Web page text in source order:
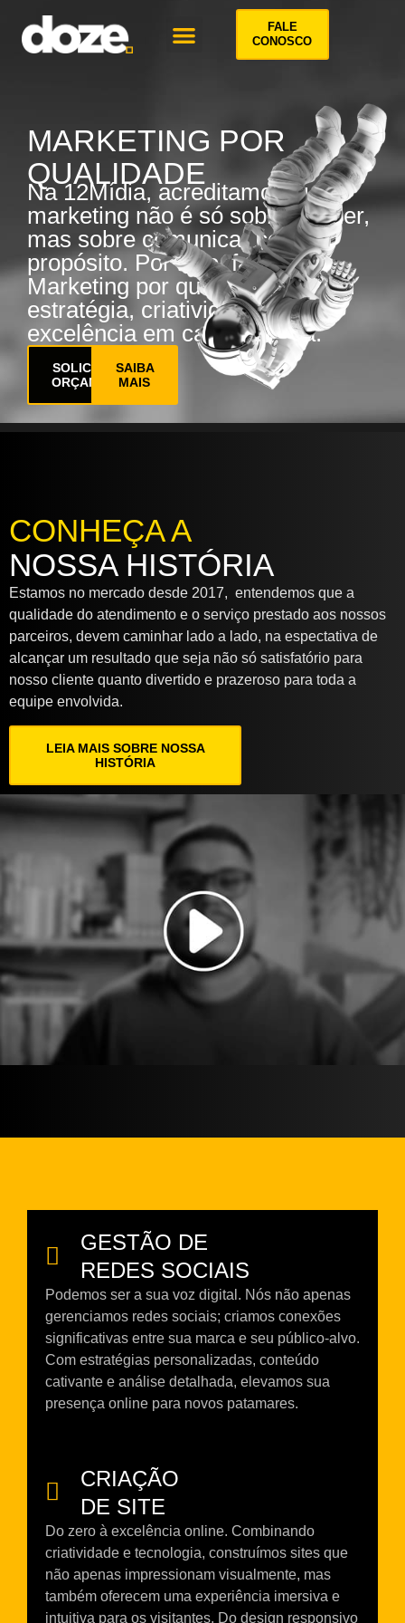
FALE
CONOSCO
MARKETING POR
QUALIDADE
Na 12Mídia, acreditamos que
marketing não é só sobre vender,
mas sobre comunicar com
propósito. Por isso, fazemos
Marketing por qualidade — com
estratégia, criatividade e
excelência em cada entrega.
SOLICITE UM
ORÇAMENTO
SAIBA
MAIS
CONHEÇA A
NOSSA HISTÓRIA
Estamos no mercado desde 2017, entendemos que a
qualidade do atendimento e o serviço prestado aos nossos
parceiros, devem caminhar lado a lado, na espectativa de
alcançar um resultado que seja não só satisfatório para
nosso cliente quanto divertido e prazeroso para toda a
equipe envolvida.
LEIA MAIS SOBRE NOSSA
HISTÓRIA
GESTÃO DE
REDES SOCIAIS
Podemos ser a sua voz digital. Nós não apenas
gerenciamos redes sociais; criamos conexões
significativas entre sua marca e seu público-alvo.
Com estratégias personalizadas, conteúdo
cativante e análise detalhada, elevamos sua
presença online para novos patamares.
CRIAÇÃO
DE SITE
Do zero à excelência online. Combinando
criatividade e tecnologia, construímos sites que
não apenas impressionam visualmente, mas
também oferecem uma experiência imersiva e
intuitiva para os visitantes. Do design responsivo